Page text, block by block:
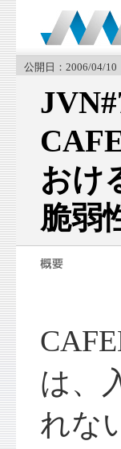
公開日：2006/04/
おけ
脆弱
は、
れな